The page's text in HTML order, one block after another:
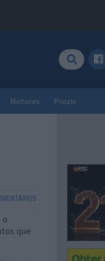
Motores Prozis
o
que